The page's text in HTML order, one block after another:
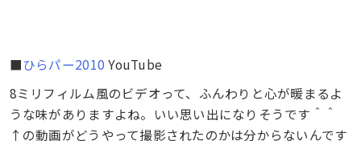
■ひらパー2010 YouTube
8ミリフィルム風のビデオって、ふんわりと心が暖まるよ
うな味がありますよね。いい思い出になりそうです＾＾
↑の動画がどうやって撮影されたのかは分からないんです